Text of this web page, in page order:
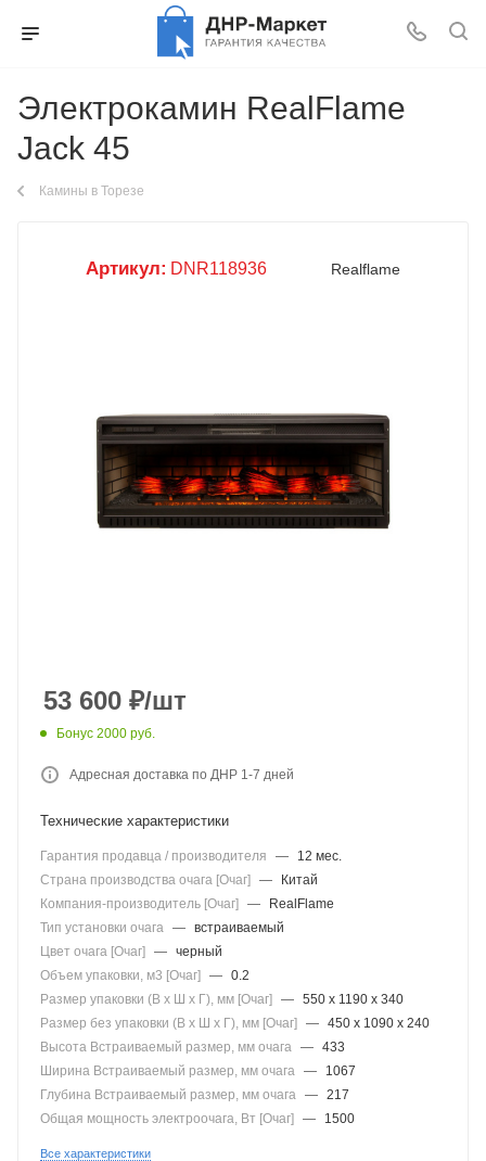
Электрокамин RealFlame
Jack 45
Камины в Торезе
Артикул: DNR118936 Realflame
53 600 ₽/шт
Бонус 2000 руб.
Адресная доставка по ДНР 1-7 дней
Технические характеристики
Гарантия продавца / производителя —
12 мес.
Страна производства очага [Очаг]
—
Китай
Компания-производитель [Очаг]
—
RealFlame
Тип установки очага — встраиваемый
Цвет очага [Очаг]
— черный
Объем упаковки, м3 [Очаг]
— 0.2
Размер упаковки (В x Ш x Г), мм [Очаг]
— 550 x 1190 x 340
Размер без упаковки (В x Ш x Г), мм [Очаг]
— 450 x 1090 x 240
Высота Встраиваемый размер, мм очага — 433
Ширина Встраиваемый размер, мм очага —
1067
Глубина Встраиваемый размер, мм очага — 217
Общая мощность электроочага, Вт [Очаг]
— 1500
Все характеристики